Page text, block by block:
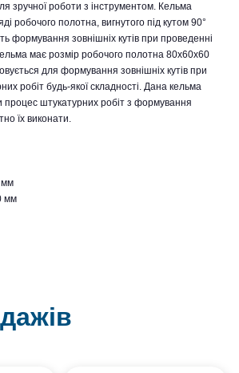
зручної роботи з інструментом. Кельма
робочого полотна, вигнутого під кутом 90°
формування зовнішніх кутів при проведенні
має розмір робочого полотна 80х60х60
для формування зовнішніх кутів при
робіт будь-якої складності. Дана кельма
процес штукатурних робіт з формування
їх виконати.
мм
мм